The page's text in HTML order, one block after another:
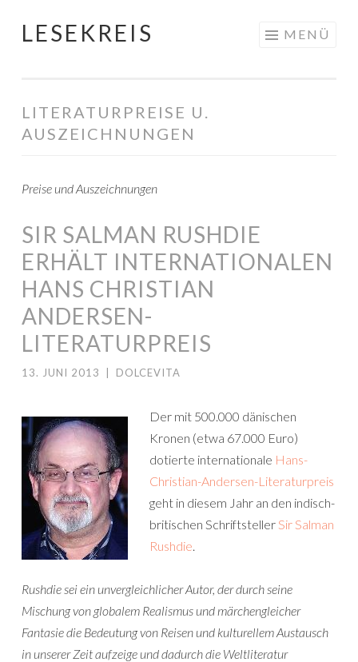
Springe
LESEKREIS MENÜ
LITERATURPREISE U.
AUSZEICHNUNGEN
Preise und Auszeichnungen
SIR SALMAN RUSHDIE
ERHÄLT INTERNATIONALEN
HANS CHRISTIAN
ANDERSEN-
LITERATURPREIS
13. JUNI 2013 DOLCEVITA
Der mit 500.000 dänischen
Kronen (etwa 67.000 Euro)
dotierte internationale Hans-
Christian-Andersen-Literaturpreis
geht in diesem Jahr an den indisch-
britischen SchriftstellerSir Salman
Rushdie.
Rushdie sei ein unvergleichlicher Autor, der durch seine
Mischung von globalem Realismus und märchengleicher
Fantasie die Bedeutung von Reisen und kulturellem Austausch
in unserer Zeit aufzeige und dadurch die Weltliteratur